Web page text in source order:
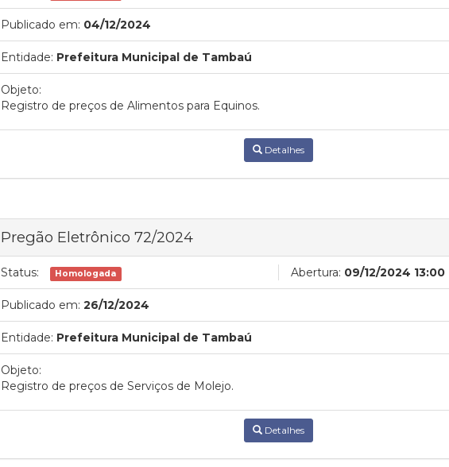
Publicado em: 04/12/2024
Entidade: Prefeitura Municipal de Tambaú
Objeto:
Registro de preços de Alimentos para Equinos.
Detalhes
Pregão Eletrônico 72/2024
Status: Homologada Abertura: 09/12/2024 13:00
Publicado em: 26/12/2024
Entidade: Prefeitura Municipal de Tambaú
Objeto:
Registro de preços de Serviços de Molejo.
Detalhes